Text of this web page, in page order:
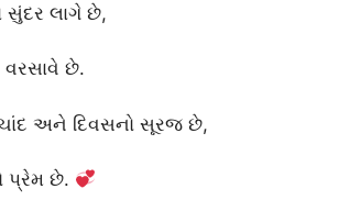
સુંદર લાગે છે,
વરસાવે છે.
ચાંદ અને દિવસનો સૂરજ છે,
પ્રેમ છે.